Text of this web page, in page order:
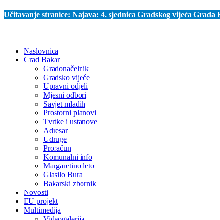
Učitavanje stranice: Najava: 4. sjednica Gradskog vijeća Grada
Naslovnica
Grad Bakar
Gradonačelnik
Gradsko vijeće
Upravni odjeli
Mjesni odbori
Savjet mladih
Prostorni planovi
Tvrtke i ustanove
Adresar
Udruge
Proračun
Komunalni info
Margaretino leto
Glasilo Bura
Bakarski zbornik
Novosti
EU projekt
Multimedija